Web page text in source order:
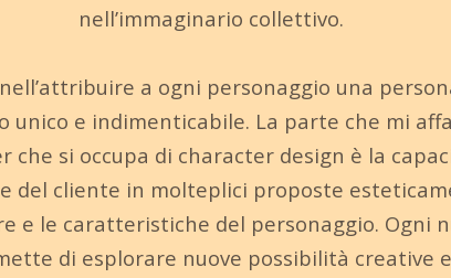
nell’immaginario collettivo.
a ogni personaggio una
unico e indimenticabile. La parte che mi
che si occupa di character design è la
del cliente in molteplici proposte
e le caratteristiche del personaggio. Ogni
di esplorare nuove possibilità creative